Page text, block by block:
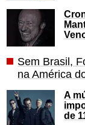
Sem Brasil,
na América
A
de